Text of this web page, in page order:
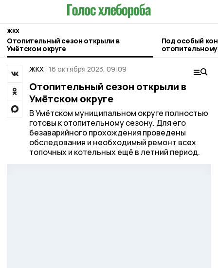
ЖКХ
Отопительный сезон открыли в
Умётском округе
Под особый
Евгений
ЖКХ 16 октября 2023, 09:09
Отопительный сезон открыли в
Умётском округе
В Умётском муниципальном округе полностью
готовы к отопительному сезону. Для его
безаварийного прохождения проведены
обследования и необходимый ремонт всех
топочных и котельных ещё в летний период.